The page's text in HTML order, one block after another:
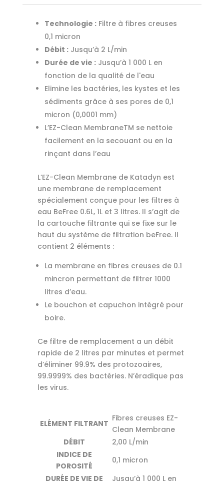
Technologie :Filtre à fibres creuses
0,1 micron
Débit :Jusqu’à 2 L/min
Durée de vie :Jusqu’à 1 000 L en
fonction de la qualité de l'eau
Elimine les bactéries, les kystes et les
sédiments grâce à ses pores de 0,1
micron (0,0001 mm)
L’EZ-Clean MembraneTM se nettoie
facilement en la secouant ou en la
rinçant dans l’eau
L’EZ-Clean Membrane de Katadyn est
une membrane de remplacement
spécialement conçue pour les filtres à
eau BeFree 0.6L, 1L et 3 litres. Il s’agit de
la cartouche filtrante qui se fixe sur le
haut du système de filtration beFree. Il
contient 2 éléments :
La membrane en fibres creuses de 0.1
mincron permettant de filtrer 1000
litres d’eau.
Le bouchon et capuchon intégré pour
boire.
Ce filtre de remplacement a un débit
rapide de 2 litres par minutes et permet
d’éliminer 99.9% des protozoaires,
99.9999% des bactéries. N’éradique pas
les virus.
ELÉMENT FILTRANT
Fibres creuses EZ-
Clean Membrane
DÉBIT
2,00 L/min
INDICE DE
POROSITÉ
0,1 micron
DURÉE DE VIE DE
Jusqu’à 1 000 L en